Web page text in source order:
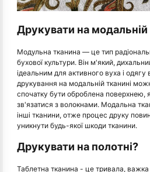
Друкувати на модальній
Модульна тканина — це тип
бухової культури. Він м'який,
ідеальним для активного вуха і одягу
друкування на модальній тканині
спочатку бути оброблена поверхнею,
зв'язатися з волокнами. Модальна
інші тканини, отже процес друку
уникнути будь-якої шкоди тканини.
Друкувати на полотні?
Таблетна тканина - це тривала, важка